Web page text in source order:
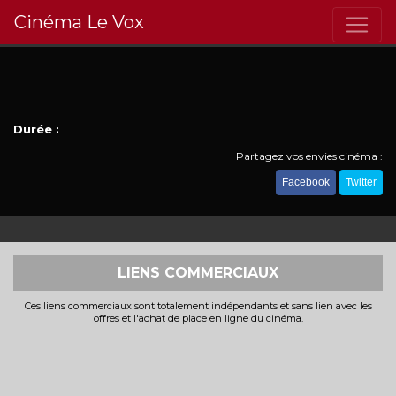
Cinéma Le Vox
Durée :
Partagez vos envies cinéma :
Facebook Twitter
LIENS COMMERCIAUX
Ces liens commerciaux sont totalement indépendants et sans lien avec les
offres et l'achat de place en ligne du cinéma.